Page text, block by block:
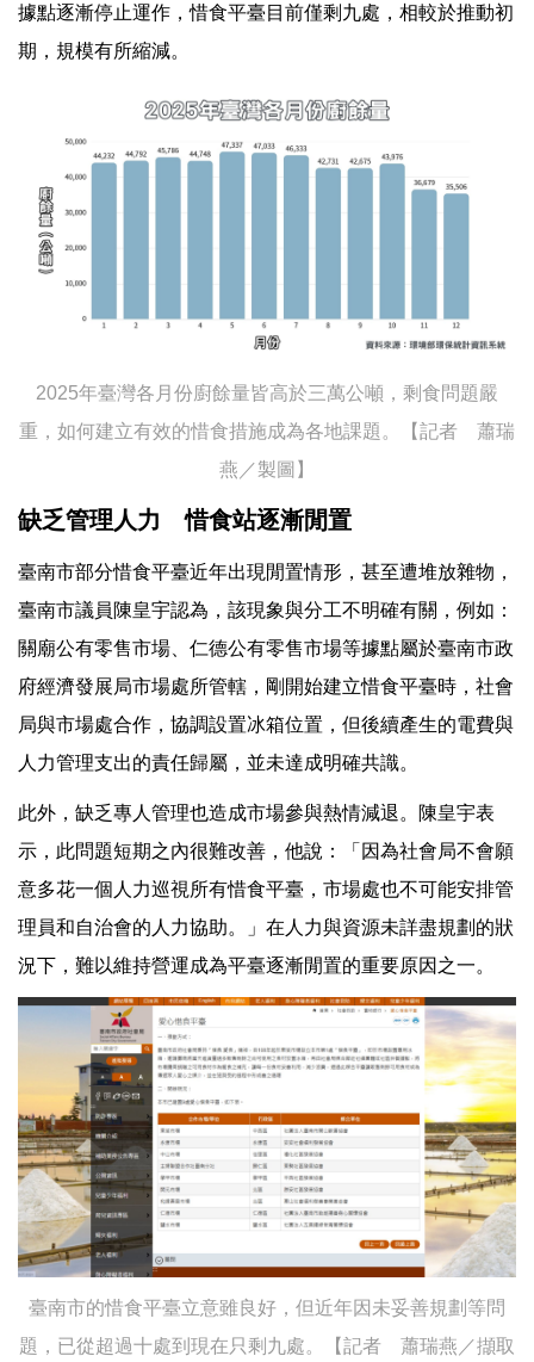
據點逐漸停止運作，惜食平臺目前僅剩九處，相較於推動初
期，規模有所縮減。
2025年臺灣各月份廚餘量皆高於三萬公噸，剩食問題嚴
重，如何建立有效的惜食措施成為各地課題。【記者 蕭瑞
燕／製圖】
缺乏管理人力 惜食站逐漸閒置
臺南市部分惜食平臺近年出現閒置情形，甚至遭堆放雜物，
臺南市議員陳皇宇認為，該現象與分工不明確有關，例如：
關廟公有零售市場、仁德公有零售市場等據點屬於臺南市政
府經濟發展局市場處所管轄，剛開始建立惜食平臺時，社會
局與市場處合作，協調設置冰箱位置，但後續產生的電費與
人力管理支出的責任歸屬，並未達成明確共識。
此外，缺乏專人管理也造成市場參與熱情減退。陳皇宇表
示，此問題短期之內很難改善，他說：「因為社會局不會願
意多花一個人力巡視所有惜食平臺，市場處也不可能安排管
理員和自治會的人力協助。」在人力與資源未詳盡規劃的狀
況下，難以維持營運成為平臺逐漸閒置的重要原因之一。
臺南市的惜食平臺立意雖良好，但近年因未妥善規劃等問
題，已從超過十處到現在只剩九處。【記者 蕭瑞燕／擷取